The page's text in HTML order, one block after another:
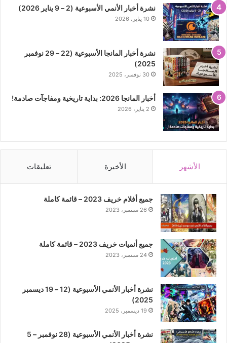
نشرة أخبار الأنمي الأسبوعية (2 – 9 يناير 2026)
10 يناير، 2026
نشرة أخبار المانجا الأسبوعية (22 – 29 نوفمبر
2025)
30 نوفمبر، 2025
أخبار المانجا 2026: بداية تاريخية ومفاجآت صادمة!
2 يناير، 2026
الأشهر الأخيرة تعليقات
جميع أفلام خريف 2023 – قائمة كاملة
26 سبتمبر، 2023
جميع أنميات خريف 2023 – قائمة كاملة
24 سبتمبر، 2023
نشرة أخبار الأنمي الأسبوعية (12 – 19 ديسمبر
2025)
19 ديسمبر، 2025
نشرة أخبار الأنمي الأسبوعية (28 نوفمبر – 5